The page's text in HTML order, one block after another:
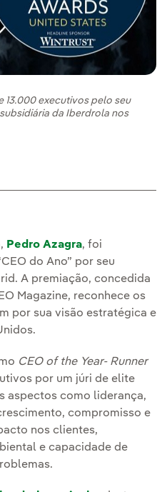
13.000 executivos pelo seu
da Iberdrola nos
Pedro Azagra, foi
do Ano” por seu
A premiação, concedida
Magazine, reconhece os
por sua visão estratégica e
CEO of the Year- Runner
por um júri de elite
aspectos como liderança,
compromisso e
nos clientes,
e capacidade de